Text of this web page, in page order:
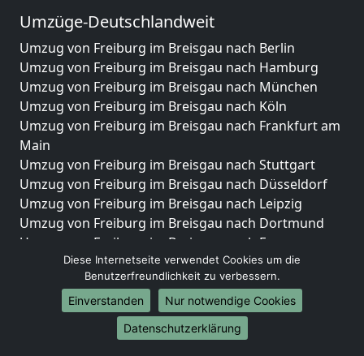
Umzüge-Deutschlandweit
Umzug von Freiburg im Breisgau nach Berlin
Umzug von Freiburg im Breisgau nach Hamburg
Umzug von Freiburg im Breisgau nach München
Umzug von Freiburg im Breisgau nach Köln
Umzug von Freiburg im Breisgau nach Frankfurt am
Main
Umzug von Freiburg im Breisgau nach Stuttgart
Umzug von Freiburg im Breisgau nach Düsseldorf
Umzug von Freiburg im Breisgau nach Leipzig
Umzug von Freiburg im Breisgau nach Dortmund
Umzug von Freiburg im Breisgau nach Essen
Umzug von Freiburg im Breisgau nach Bremen
Umzug von Freiburg im Breisgau nach Dresden
Umzug von Freiburg im Breisgau nach Hannover
Umzug von Freiburg im Breisgau nach Nürnberg
Umzug von Freiburg im Breisgau nach Duisburg
Diese Internetseite verwendet Cookies um die
Benutzerfreundlichkeit zu verbessern.
Einverstanden
Nur notwendige Cookies
Datenschutzerklärung